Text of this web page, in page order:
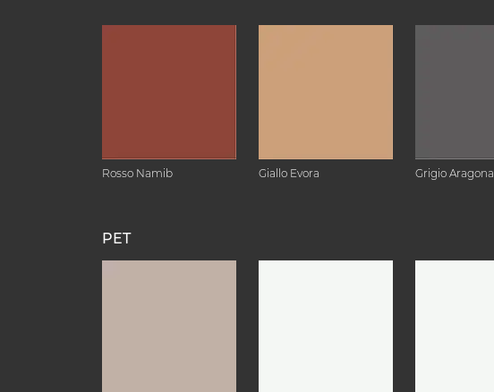
Rosso Namib Giallo Evora Grigio Aragona
PET